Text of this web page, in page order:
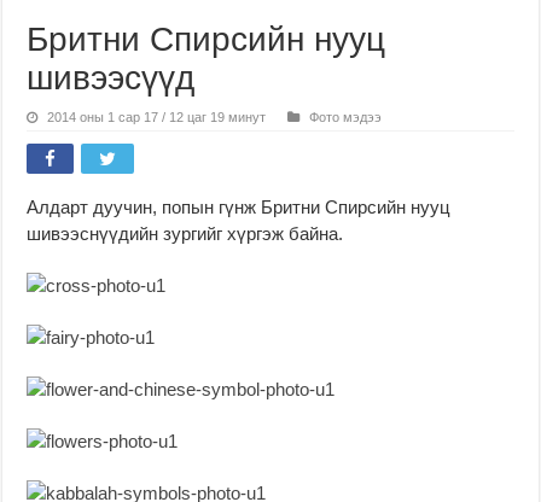
Бритни Спирсийн нууц
шивээсүүд
2014 оны 1 сар 17 / 12 цаг 19 минут Фото мэдээ
Алдарт дуучин, попын гүнж Бритни Спирсийн нууц
шивээснүүдийн зургийг хүргэж байна.